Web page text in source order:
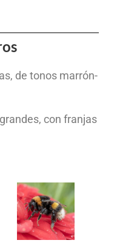
de tonos marrón-
con franjas